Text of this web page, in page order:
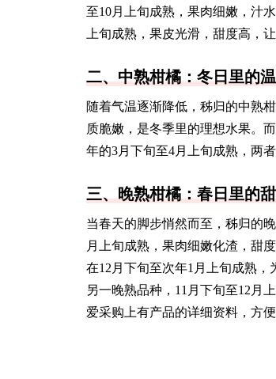
至10月上旬成熟，果肉细嫩，汁
上旬成熟，果皮光滑，甜度高，
二、中熟柑橘：冬日里的
随着气温逐渐降低，秭归的中熟
质脆嫩，是冬季里的理想水果。而
年的3月下旬至4月上旬成熟，两
三、晚熟柑橘：春日里的
当春天的脚步悄然而至，秭归的
月上旬成熟，果肉细嫩化渣，甜
在12月下旬至次年1月上旬成熟，
另一晚熟品种，11月下旬至12月
爱采购上有产品的详细资料，方